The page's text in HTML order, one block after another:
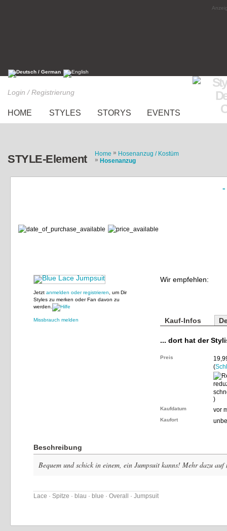
Login / Registrierung
HOME STYLES STORYS EVENTS
STYLE-Element Home » Hosenanzug / Kostüm
» Hosenanzug
«
Jetzt anmelden oder registrieren , um Dir
Styles zu merken oder Fan davon zu
werden.
Missbrauch melden
Wir empfehlen:
Kauf-Infos
... dort hat der
Preis
(
)
Kaufdatum vor
Kaufort
Beschreibung
Bequem und schick in einem, ein Jumpsuit kanns! Mehr dazu
Lace · Spitze · blau · blue · Overall · Jumpsuit